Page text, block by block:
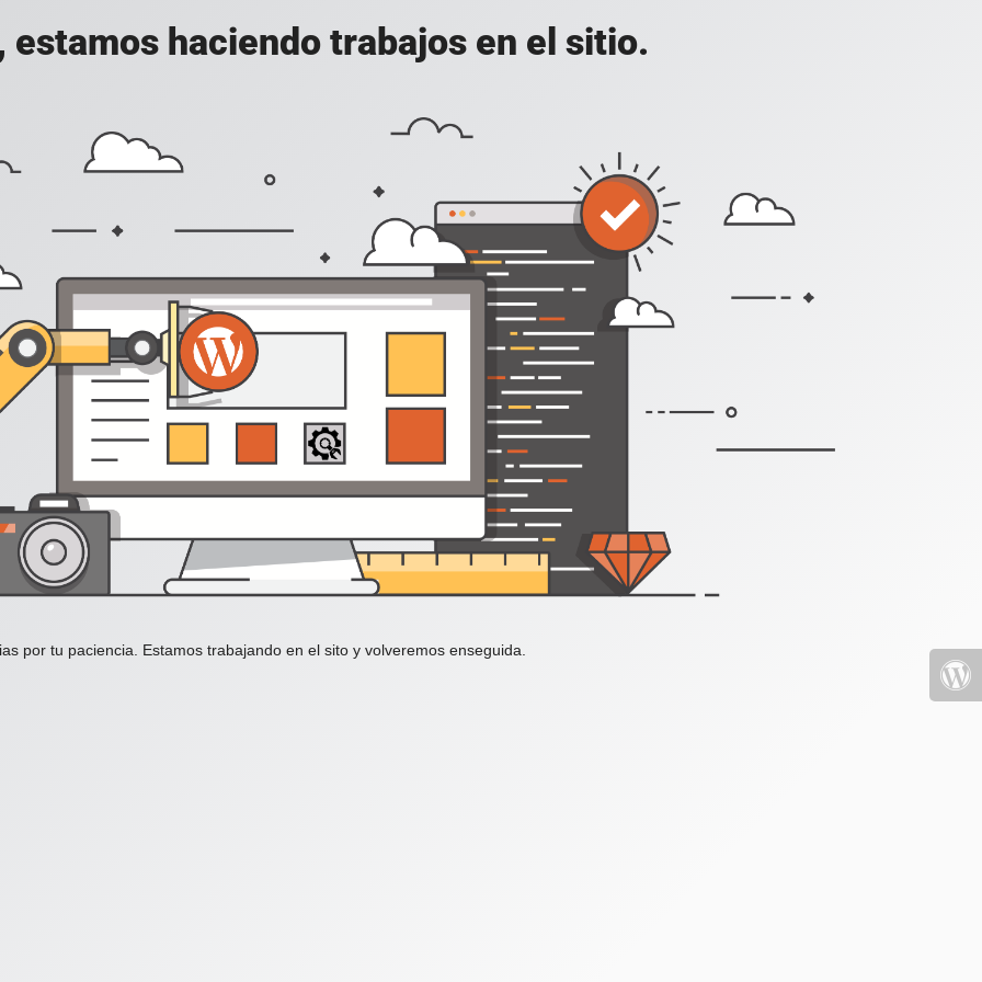
estamos haciendo trabajos en el sitio.
por tu paciencia. Estamos trabajando en el sito y volveremos enseguida.